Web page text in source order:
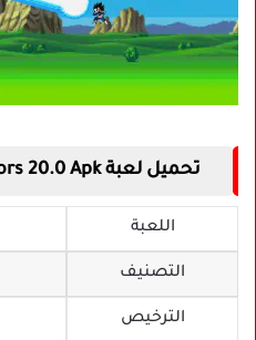
تحميل لعبة Power Warriors 20.0 Apk للاندرويد
اللعبة
التصنيف
الترخيص